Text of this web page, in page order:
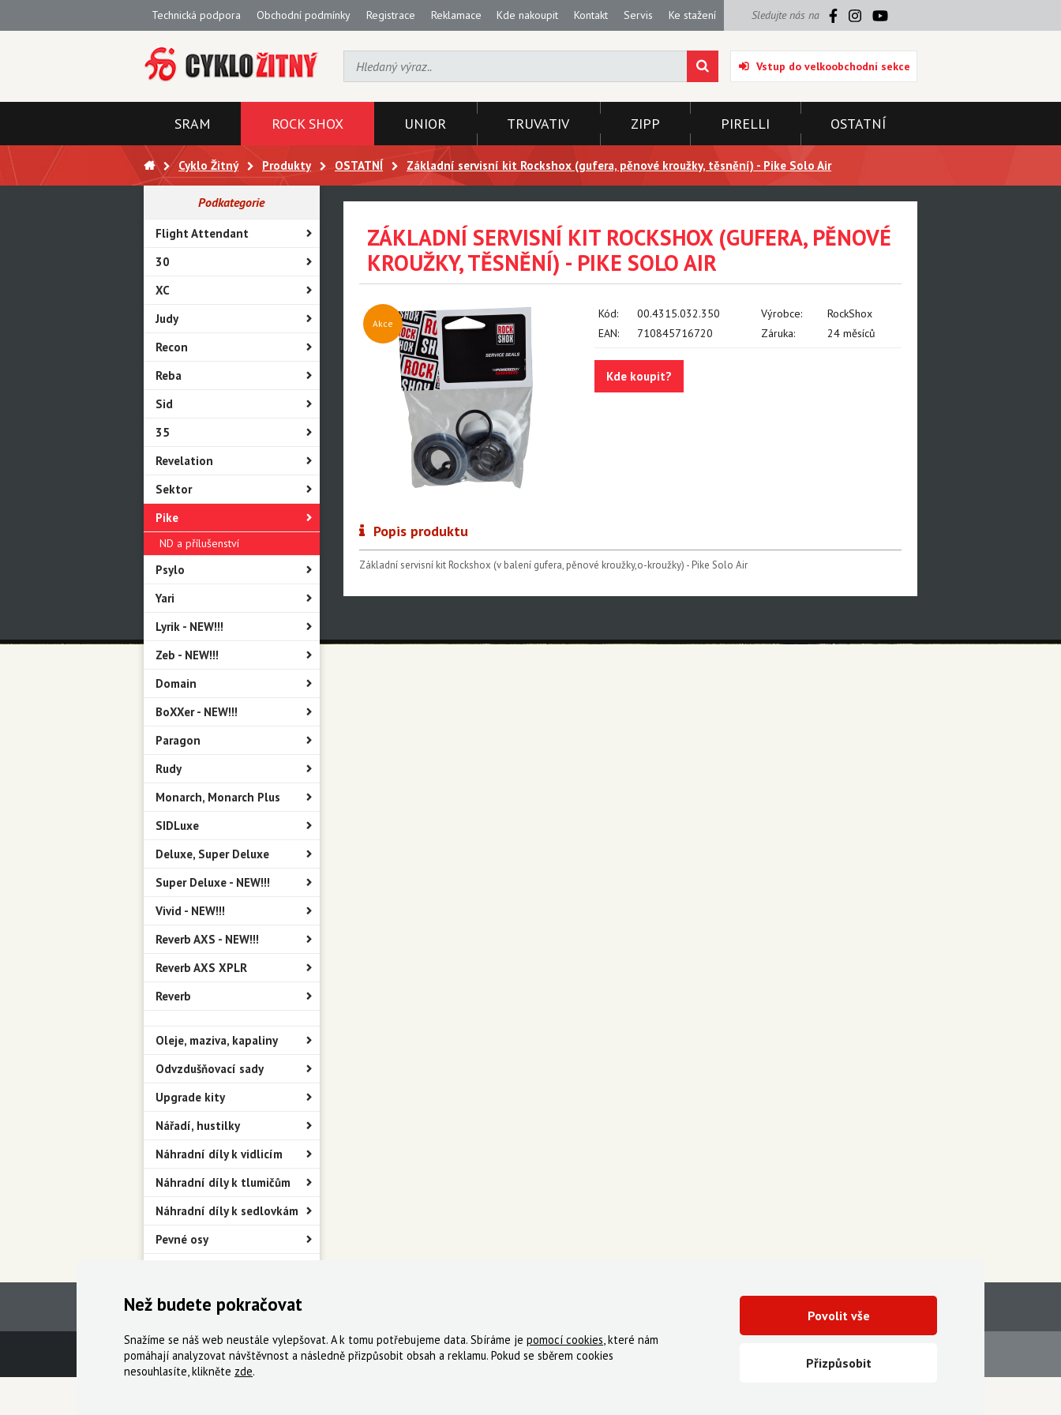
Technická podpora Obchodní podmínky Registrace Reklamace Kde nakoupit Kontakt Servis Ke stažení Sledujte nás na
Vstup do velkoobchodní sekce
SRAM ROCK SHOX UNIOR TRUVATIV ZIPP PIRELLI OSTATNÍ
Cyklo Žitný Produkty OSTATNÍ Základní servisní kit Rockshox (gufera, pěnové kroužky, těsnění) - Pike Solo Air
Podkategorie
Flight Attendant
30
XC
Judy
Recon
Reba
Sid
35
Revelation
Sektor
Pike
ND a přílušenství
Psylo
Yari
Lyrik - NEW!!!
Zeb - NEW!!!
Domain
BoXXer - NEW!!!
Paragon
Rudy
Monarch, Monarch Plus
SIDLuxe
Deluxe, Super Deluxe
Super Deluxe - NEW!!!
Vivid - NEW!!!
Reverb AXS - NEW!!!
Reverb AXS XPLR
Reverb
Oleje, maziva, kapaliny
Odvzdušňovací sady
Upgrade kity
Nářadí, hustilky
Náhradní díly k vidlicím
Náhradní díly k tlumičům
Náhradní díly k sedlovkám
Pevné osy
ZÁKLADNÍ SERVISNÍ KIT ROCKSHOX (GUFERA, PĚNOVÉ
KROUŽKY, TĚSNĚNÍ) - PIKE SOLO AIR
Akce
Kód: 00.4315.032.350 Výrobce:
RockShox
EAN:
710845716720 Záruka: 24 měsíců
Kde koupit?
Popis produktu
Základní servisní kit Rockshox (v balení gufera, pěnové kroužky,o-kroužky) - Pike Solo Air
Technická podpora Obchodní podmínky Registrace Reklamace Kde nakoupit
Než budete pokračovat
Snažíme se náš web neustále vylepšovat. A k tomu potřebujeme data. Sbíráme je pomocí cookies, které nám
pomáhají analyzovat návštěvnost a následně přizpůsobit obsah a reklamu. Pokud se sběrem cookies
nesouhlasíte, klikněte zde.
Přizpůsobit
Povolit vše